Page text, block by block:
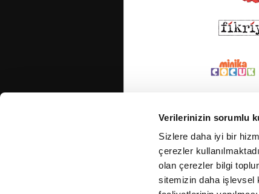
Verilerinizin sorumlu
Sizlere daha iyi bir
çerezler
olan çerezler bilgi
sitemizin daha işlevsel